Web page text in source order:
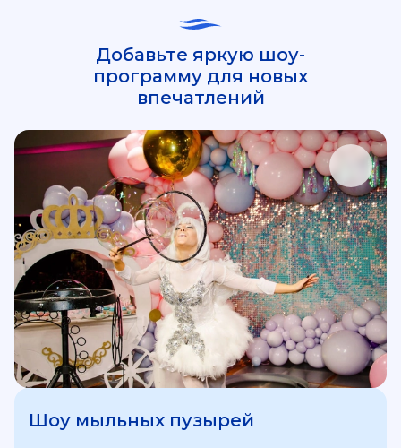
Добавьте яркую шоу-
программу для новых
впечатлений
Шоу мыльных пузырей